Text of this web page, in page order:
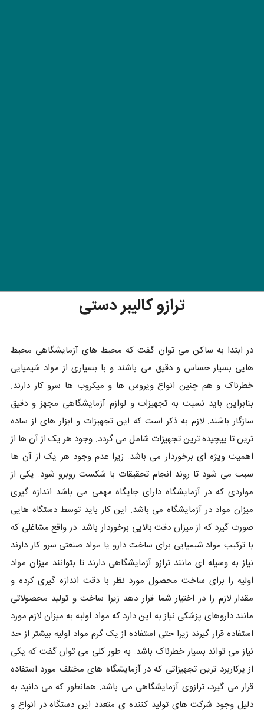
ترازو کالیبر دستی
در ابتدا به ساکن می توان گفت که محیط های آزمایشگاهی محیط
هایی بسیار حساس و دقیق می باشند و با بسیاری از مواد شیمیایی
خطرناک و هم چنین انواع ویروس ها و میکروب ها سرو کار دارند.
بنابراین باید نسبت به تجهیزات و لوازم آزمایشگاهی مجهز و دقیق
سازگار باشند. لازم به ذکر است که این تجهیزات و ابزار های از ساده
ترین تا پیچیده ترین تجهیزات شامل می گردد. وجود هر یک از آن ها از
اهمیت ویژه ای برخوردار می باشد. زیرا عدم وجود هر یک از آن ها
سبب می شود تا روند انجام تحقیقات با شکست روبرو شود. یکی از
مواردی که در آزمایشگاه دارای جایگاه مهمی می باشد اندازه گیری
میزان مواد در آزمایشگاه می باشد. این کار باید توسط دستگاه هایی
صورت گیرد که از میزان دقت بالایی برخوردار باشد. در واقع مشاغلی که
با ترکیب مواد شیمیایی برای ساخت دارو یا مواد صنعتی سرو کار دارند
نیاز به وسیله ای مانند ترازو آزمایشگاهی دارند تا بتوانند میزان مواد
اولیه را برای ساخت محصول مورد نظر با دقت اندازه گیری کرده و
مقدار لازم را در اختیار شما قرار دهد زیرا ساخت و تولید محصولاتی
مانند داروهای پزشکی نیاز به این دارد که مواد اولیه به میزان لازم مورد
استفاده قرار گیرند زیرا حتی استفاده از یک گرم مواد اولیه بیشتر از حد
نیاز می تواند بسیار خطرناک باشد. به طور کلی می توان گفت که یکی
از پرکاربرد ترین تجهیزاتی که در آزمایشگاه های مختلف مورد استفاده
قرار می گیرد، ترازوی آزمایشگاهی می باشد. همانطور که می دانید به
دلیل وجود شرکت های تولید کننده ی متعدد این دستگاه در انواع و